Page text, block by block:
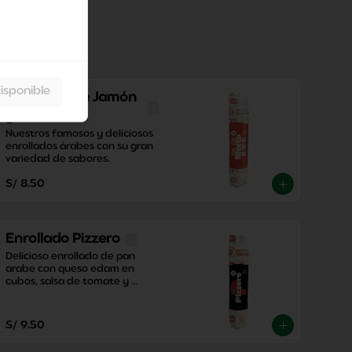
Enrollado De Jamón
Nuestros famosos y deliciosos
enrollados árabes con su gran
variedad de sabores.
S/ 8.50
Enrollado Pizzero
Delicioso enrollado de pan
arabe con queso edam en
cubos, salsa de tomate y
orégano.
S/ 9.50